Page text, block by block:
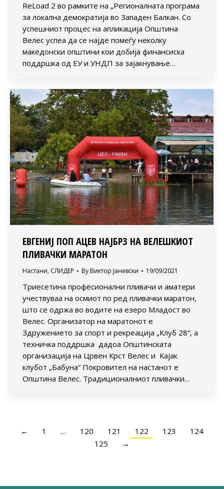
ReLoad 2 во рамките на „Регионалната програма
за локална демократија во Западен Балкан. Со
успешниот процес на апликација Општина
Велес успеа да се најде помеѓу неколку
македонски општини кои добија финансиска
поддршка од ЕУ и УНДП за зајакнување…
ЕВГЕНИЈ ПОП АЦЕВ НАЈБРЗ НА ВЕЛЕШКИОТ
ПЛИВАЧКИ МАРАТОН
Настани, СЛИДЕР By Виктор Јаневски 19/09/2021
Триесетина професионални пливачи и аматери
учествуваа на осмиот по ред пливачки маратон,
што се одржа во водите на езеро Младост во
Велес. Организатор на маратонот е
Здружението за спорт и рекреација „Клуб 28“, а
техничка поддршка дадоа Општинската
организација на Црвен Крст Велес и Кајак
клубот „Бабуна“ Покровител на настанот е
Општина Велес. Традиционалниот пливачки…
← 1 … 120 121 122 123
124
125
→